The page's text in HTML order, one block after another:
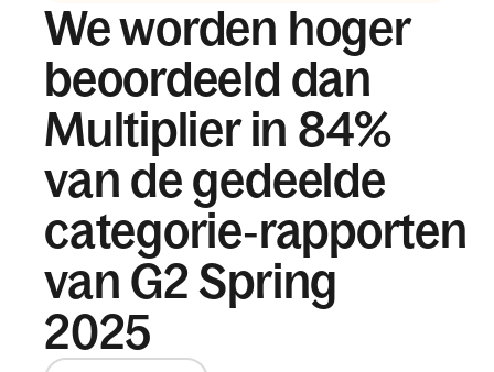
We worden hoger
beoordeeld dan
Multiplier in 84%
van de gedeelde
categorie‑rapporten
van G2 Spring
2025